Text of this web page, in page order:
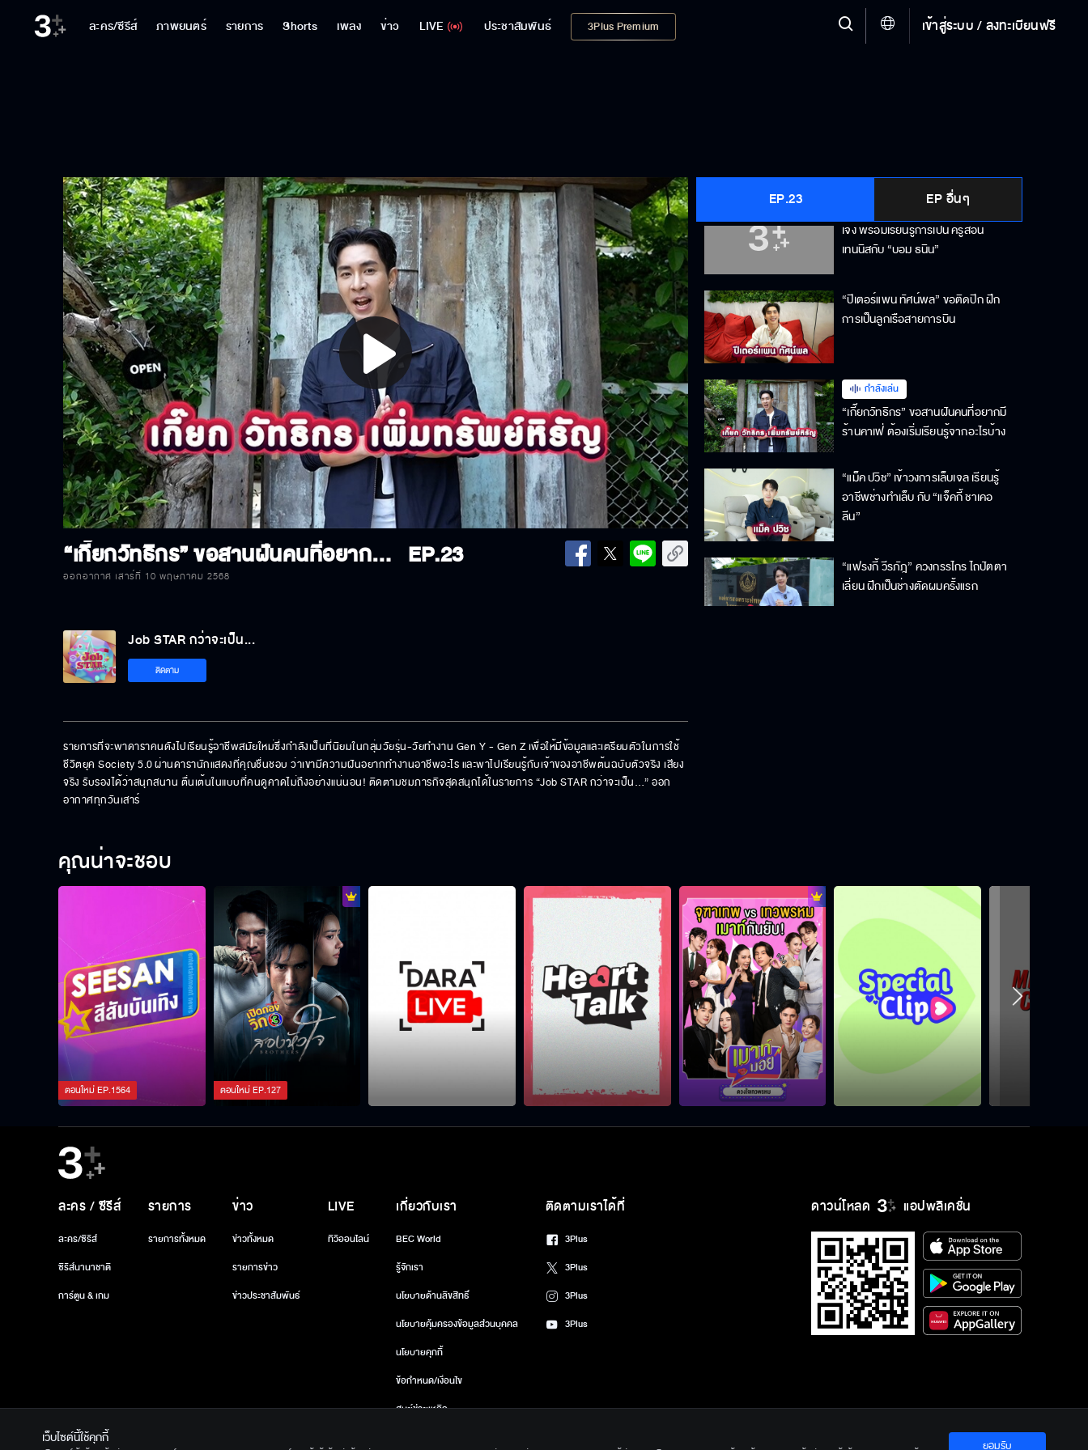
ละคร/ซีรีส์ ภาพยนตร์ รายการ Shorts เพลง ข่าว LIVE ประชาสัมพันธ์ 3Plus Premium เข้าสู่ระบบ / ลงทะเบียนฟรี
Play
Video
“เกี๊ยกวัทธิกร” ขอสานฝันคนที่อยากมีร้านคาเฟ่ ต้องเริ่มเรียนรู้จากอะไรบ้าง EP.23
ออกอากาศ เสาร์ที่ 10 พฤษภาคม 2568
EP.23 EP อื่นๆ
"เฟรนด์ พีระกฤตย์" โชว์เอวหวาน
“ยูโด ธรรม์ธัช” โชว์สกิลหวดเทนนิสสุด
เจ๋ง พร้อมเรียนรู้การเป็น ครูสอน
เทนนิสกับ “บอม ธนิน”
“ปีเตอร์แพน ทัศน์พล” ขอติดปีก ฝึก
การเป็นลูกเรือสายการบิน
กำลังเล่น
“เกี๊ยกวัทธิกร” ขอสานฝันคนที่อยากมี
ร้านคาเฟ่ ต้องเริ่มเรียนรู้จากอะไรบ้าง
“แม็ค ปวิช” เข้าวงการเล็บเจล เรียนรู้
อาชีพช่างทำเล็บ กับ “แจ็คกี้ ชาเคอ
ลีน”
“แฟรงกี้ วีรภัฎ” ควงกรรไกร ไถปัตตา
เลี่ยน ฝึกเป็นช่างตัดผมครั้งแรก
“สมิธ ภาสวิชญ์” พาเพลง “โสงโหลง
เสงเหลง” ขึ้นโชว์บนเวทีหมอลำครั้งแรก
พร้อมเรียนรู้อาชีพนักร้องหมอลำ
“จีน่า ญีนา” สานฝันการเป็นนางงาม
ได้ “แอนโทเนีย” รับหน้าที่โค้ชพิเศษ
“เป็นไต๋ นัฐนิจ” พาฝึกซ้อมมวยมีโค้ช
ดอกไม้ ว่าจะยากหรือง่ายกันแน่
“ ปาร์ม ศุภชัย ” พามาลองเรียนรู้การ
เป็นเซียนพระเครื่อง
Job STAR กว่าจะเป็น...
ติดตาม
รายการที่จะพาดาราคนดังไปเรียนรู้อาชีพสมัยใหม่ซึ่งกำลังเป็นที่นิยมในกลุ่มวัยรุ่น-วัยทำงาน Gen Y - Gen Z เพื่อให้มีข้อมูลและเตรียมตัวในการใช้
ชีวิตยุค Society 5.0 ผ่านดารานักแสดงที่คุณชื่นชอบ ว่าเขามีความฝันอยากทำงานอาชีพอะไร และพาไปเรียนรู้กับเจ้าของอาชีพต้นฉบับตัวจริง เสียง
จริง รับรองได้ว่าสนุกสนาน ตื่นเต้นในแบบที่คนดูคาดไม่ถึงอย่างแน่นอน! ติดตามชมภารกิจสุดสนุกได้ในรายการ “Job STAR กว่าจะเป็น…” ออก
อากาศทุกวันเสาร์
คุณน่าจะชอบ
ตอนใหม่EP.1564 ตอนใหม่EP.127
ดาวน์โหลด แอปพลิเคชั่น
ละคร / ซีรีส์
ละคร/ซีรีส์
ซีรีส์นานาชาติ
การ์ตูน & เกม
รายการ
รายการทั้งหมด
ข่าว
ข่าวทั้งหมด
รายการข่าว
ข่าวประชาสัมพันธ์
LIVE
ทีวีออนไลน์
เกี่ยวกับเรา
BEC World
รู้จักเรา
นโยบายด้านลิขสิทธิ์
นโยบายคุ้มครองข้อมูลส่วนบุคคล
นโยบายคุกกี้
ข้อกำหนด/เงื่อนไข
ศูนย์ช่วยเหลือ
ติดตามเราได้ที่
3Plus
3Plus
3Plus
3Plus
เว็บไซต์นี้ใช้คุกกี้ ยอมรับ